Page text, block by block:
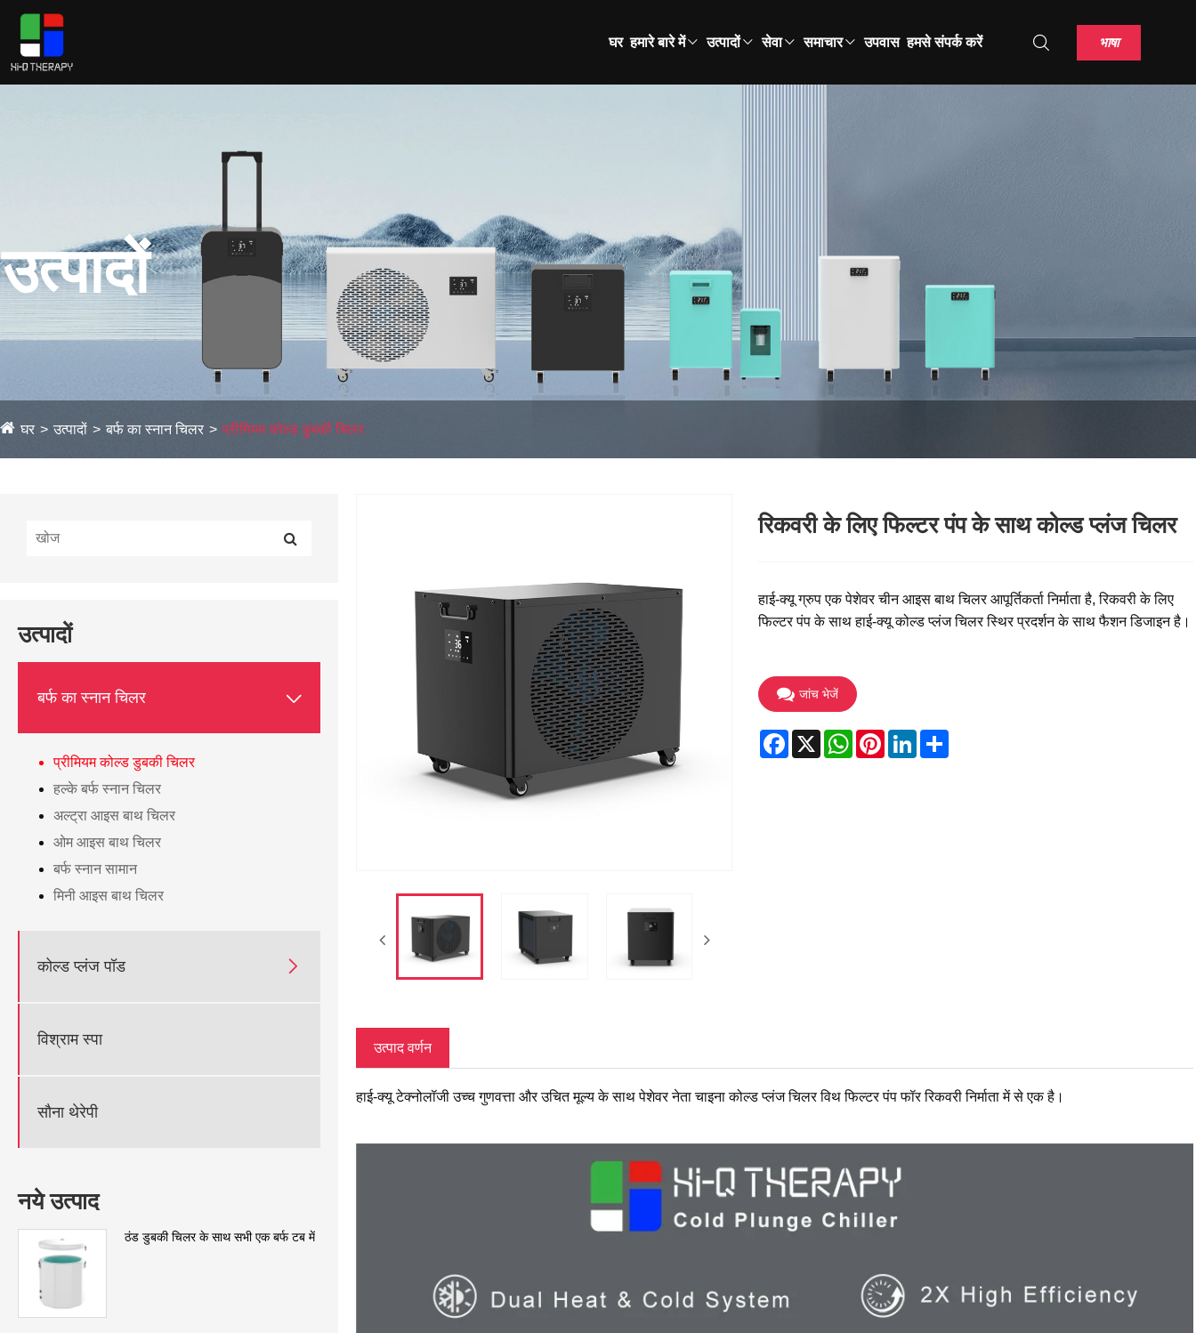
घर हमारे बारे में उत्पादों सेवा समाचार उपवास हमसे संपर्क करें भाषा
उत्पादों
घर उत्पादों बर्फ का स्नान चिलर प्रीमियम कोल्ड डुबकी चिलर
उत्पादों
बर्फ का स्नान चिलर 
प्रीमियम कोल्ड डुबकी चिलर
हल्के बर्फ स्नान चिलर
अल्ट्रा आइस बाथ चिलर
ओम आइस बाथ चिलर
बर्फ स्नान सामान
मिनी आइस बाथ चिलर
कोल्ड प्लंज पॉड 
विश्राम स्पा
सौना थेरेपी
नये उत्पाद
ठंड डुबकी चिलर के साथ सभी एक बर्फ टब में
रिकवरी के लिए फिल्टर पंप के साथ कोल्ड प्लंज चिलर
हाई-क्यू ग्रुप एक पेशेवर चीन आइस बाथ चिलर आपूर्तिकर्ता निर्माता है, रिकवरी के लिए
फिल्टर पंप के साथ हाई-क्यू कोल्ड प्लंज चिलर स्थिर प्रदर्शन के साथ फैशन डिजाइन है।
जांच भेजें
Facebook
X WhatsApp
PinterestLinkedInShare
उत्पाद वर्णन
हाई-क्यू टेक्नोलॉजी उच्च गुणवत्ता और उचित मूल्य के साथ पेशेवर नेता चाइना कोल्ड प्लंज चिलर विथ फिल्टर पंप फॉर रिकवरी निर्माता में से एक है।